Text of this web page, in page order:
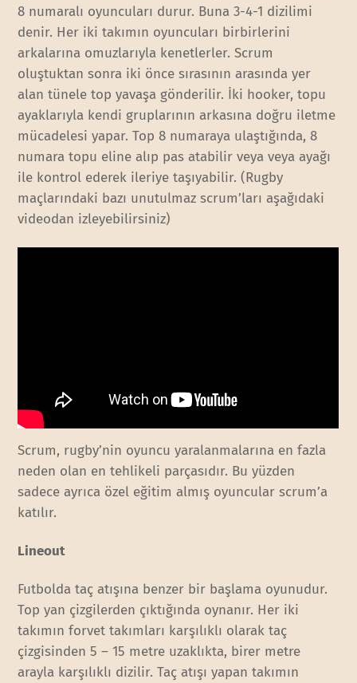
8 numaralı oyuncuları durur. Buna 3-4-1 dizilimi
denir. Her iki takımın oyuncuları birbirlerini
arkalarına omuzlarıyla kenetlerler. Scrum
oluştuktan sonra iki önce sırasının arasında yer
alan tünele top yavaşa gönderilir. İki hooker, topu
ayaklarıyla kendi gruplarının arkasına doğru iletme
mücadelesi yapar. Top 8 numaraya ulaştığında, 8
numara topu eline alıp pas atabilir veya veya ayağı
ile kontrol ederek ileriye taşıyabilir. (Rugby
maçlarındaki bazı unutulmaz scrum’ları aşağıdaki
videodan izleyebilirsiniz)
Scrum, rugby’nin oyuncu yaralanmalarına en fazla
neden olan en tehlikeli parçasıdır. Bu yüzden
sadece ayrıca özel eğitim almış oyuncular scrum’a
katılır.
Lineout
Futbolda taç atışına benzer bir başlama oyunudur.
Top yan çizgilerden çıktığında oynanır. Her iki
takımın forvet takımları karşılıklı olarak taç
çizgisinden 5 – 15 metre uzaklıkta, birer metre
arayla karşılıklı dizilir. Taç atışı yapan takımın